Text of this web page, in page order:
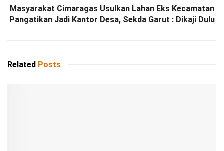
Masyarakat Cimaragas Usulkan Lahan Eks Kecamatan
Pangatikan Jadi Kantor Desa, Sekda Garut : Dikaji Dulu
Related Posts